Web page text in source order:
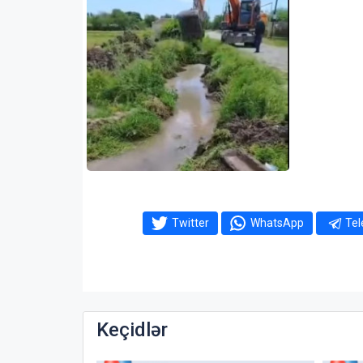
Twitter WhatsApp
Keçidlər